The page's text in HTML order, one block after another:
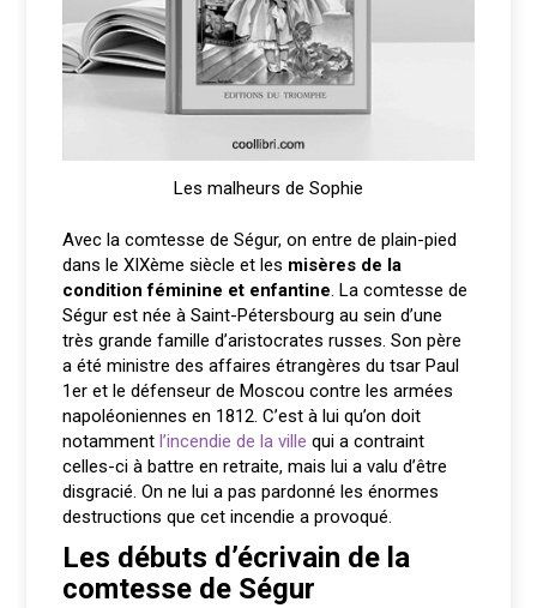
Les malheurs de Sophie
Avec la comtesse de Ségur, on entre de plain-pied
dans le XIXème siècle et les misères de la
condition féminine et enfantine. La comtesse de
Ségur est née à Saint-Pétersbourg au sein d’une
très grande famille d’aristocrates russes. Son père
a été ministre des affaires étrangères du tsar Paul
1er et le défenseur de Moscou contre les armées
napoléoniennes en 1812. C’est à lui qu’on doit
notammentl’incendie de la ville qui a contraint
celles-ci à battre en retraite, mais lui a valu d’être
disgracié. On ne lui a pas pardonné les énormes
destructions que cet incendie a provoqué.
Les débuts d’écrivain de la
comtesse de Ségur